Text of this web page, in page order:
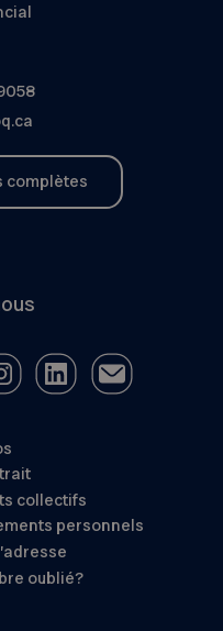
complètes
collectifs
personnels
oublié?